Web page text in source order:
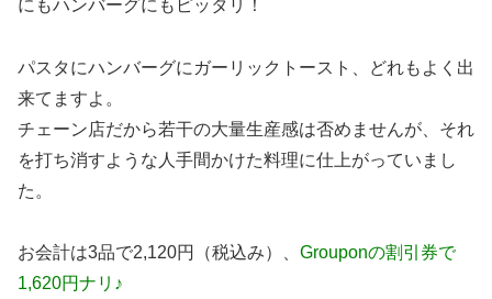
にもハンバーグにもピッタリ！
パスタにハンバーグにガーリックトースト、どれもよく出
来てますよ。
チェーン店だから若干の大量生産感は否めませんが、それ
を打ち消すような人手間かけた料理に仕上がっていまし
た。
お会計は3品で2,120円（税込み）、 Grouponの割引券で
1,620円ナリ♪